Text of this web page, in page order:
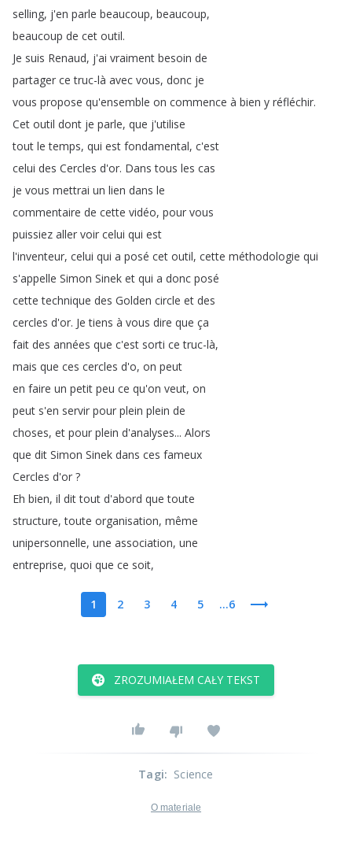
selling, j'en parle beaucoup, beaucoup,
beaucoup de cet outil.
Je suis Renaud, j'ai vraiment besoin de
partager ce truc-là avec vous, donc je
vous propose qu'ensemble on commence à bien y réfléchir.
Cet outil dont je parle, que j'utilise
tout le temps, qui est fondamental, c'est
celui des Cercles d'or. Dans tous les cas
je vous mettrai un lien dans le
commentaire de cette vidéo, pour vous
puissiez aller voir celui qui est
l'inventeur, celui qui a posé cet outil, cette méthodologie qui
s'appelle Simon Sinek et qui a donc posé
cette technique des Golden circle et des
cercles d'or. Je tiens à vous dire que ça
fait des années que c'est sorti ce truc-là,
mais que ces cercles d'o, on peut
en faire un petit peu ce qu'on veut, on
peut s'en servir pour plein plein de
choses, et pour plein d'analyses... Alors
que dit Simon Sinek dans ces fameux
Cercles d'or ?
Eh bien, il dit tout d'abord que toute
structure,toute organisation, même
unipersonnelle, une association, une
entreprise, quoi que ce soit,
1 2 3 4 5 ...6
ZROZUMIAŁEM CAŁY TEKST
Tagi: Science
O materiale